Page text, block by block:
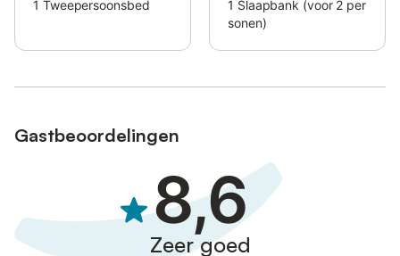
1 Tweepersoonsbed
1 Slaapbank (voor 2 per
sonen)
Gastbeoordelingen
8,6
Zeer goed